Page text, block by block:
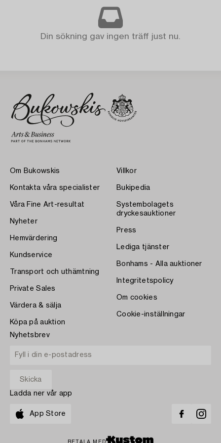
Din sökning gav ingen träff just nu.
Om Bukowskis
Kontakta våra specialister
Våra Fine Art-resultat
Nyheter
Hemvärdering
Kundservice
Transport och uthämtning
Private Sales
Värdera & sälja
Köpa på auktion
Villkor
Bukipedia
Systembolagets
dryckesauktioner
Press
Lediga tjänster
Bonhams - Alla auktioner
Integritetspolicy
Om cookies
Cookie-inställningar
Nyhetsbrev
Ladda ner vår app
App Store